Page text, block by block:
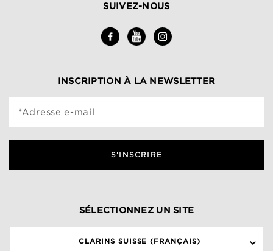
SUIVEZ-NOUS
INSCRIPTION À LA NEWSLETTER
*Adresse e-mail
S'INSCRIRE
SÉLECTIONNEZ UN SITE
CLARINS SUISSE (FRANÇAIS)